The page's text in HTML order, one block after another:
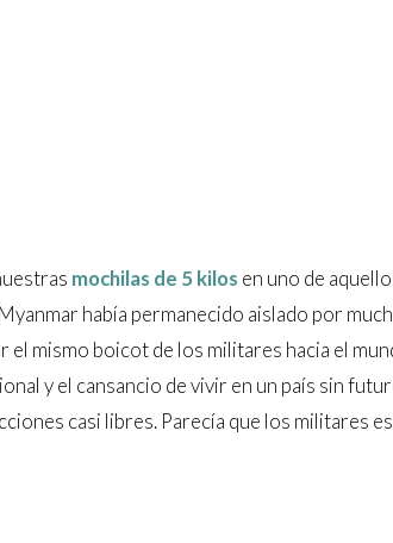
mochilas de 5 kilos en uno de
había permanecido aislado por
el mismo boicot de los militares hacia el
y el cansancio de vivir en un país sin
casi libres. Parecía que los militares